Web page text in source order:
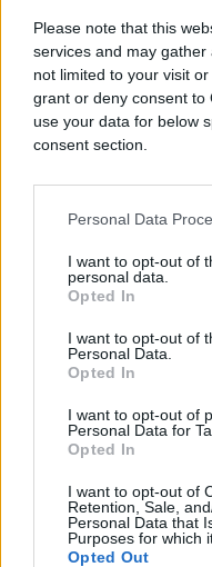
Please note that this
services and may
not limited to your visit
grant or deny consent to
use your data for below
consent section.
Personal Data
I want to opt-out of
personal data.
Opted In
I want to opt-out of
Personal Data.
Opted In
I want to opt-out of
Personal Data for
Opted In
I want to opt-out of
Retention, Sale,
Personal Data that
Purposes for which
Opted Out
SAD, prema svojim
ciljem da Upravni
predstavnika koji
juna",smatra
mišljenju, postavlja
će, odnosno u kojoj
insistiraju i
Nezavisne
predstavnika,
između članica PIC-
Kada je riječ
Ćerimagić smatra da
visokom
"U ovom trenutku